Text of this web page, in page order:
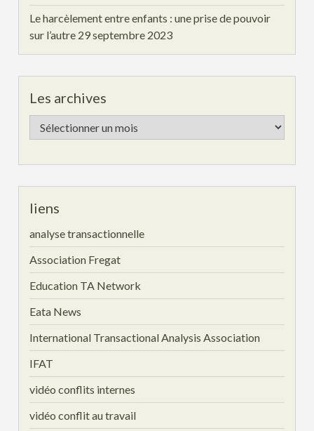
Le harcèlement entre enfants : une prise de pouvoir
sur l’autre 29 septembre 2023
Les archives
Les
archives
liens
analyse transactionnelle
Association Fregat
Education TA Network
Eata News
International Transactional Analysis Association
IFAT
vidéo conflits internes
vidéo conflit au travail